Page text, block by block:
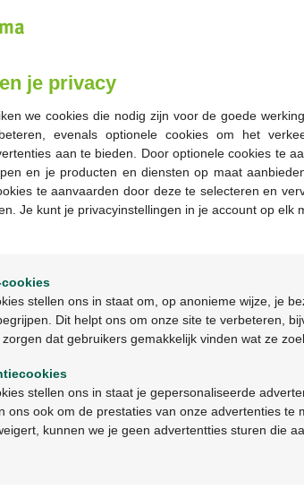
in
voorschrift
Beschrijving
Indicaties
Gebruik
Ga verder in het nederlands
je privacy
we cookies die nodig zijn voor de goede
evenals optionele cookies om het
aan te bieden. Door optionele cookies te
en je producten en diensten op maat
te aanvaarden door deze te selecteren en
Je kunt je privacyinstellingen in je account op elk
stellen ons in staat om, op anonieme wijze, je
Dit helpt ons om onze site te verbeteren,
dat gebruikers gemakkelijk vinden wat ze
stellen ons in staat je gepersonaliseerde
ons ook om de prestaties van onze advertenties te
kunnen we je geen advertentties sturen die